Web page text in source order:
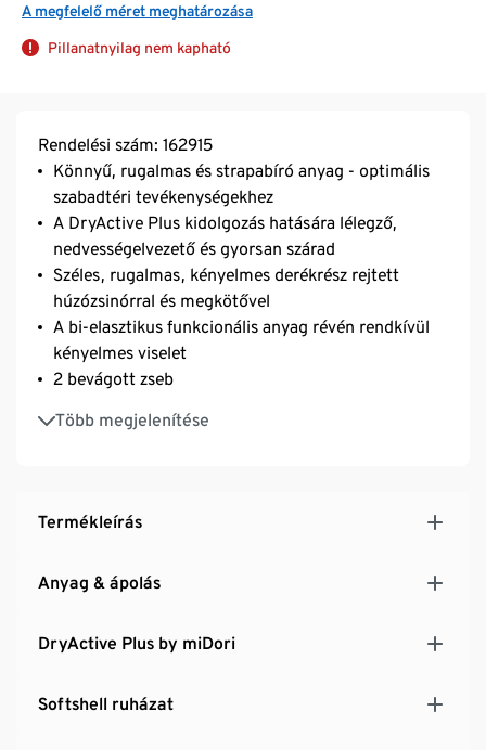
A megfelelő méret meghatározása
Pillanatnyilag nem kapható
Rendelési szám: 162915
Könnyű, rugalmas és strapabíró anyag - optimális
szabadtéri tevékenységekhez
A DryActive Plus kidolgozás hatására lélegző,
nedvességelvezető és gyorsan szárad
Széles, rugalmas, kényelmes derékrész rejtett
húzózsinórral és megkötővel
A bi-elasztikus funkcionális anyag révén rendkívül
kényelmes viselet
2 bevágott zseb
Több megjelenítése
Kis hasítékok a nadrágszár alján
Termékleírás
Anyag & ápolás
DryActive Plus by miDori
Softshell ruházat